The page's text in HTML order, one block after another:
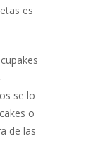
es
se lo
o
de las